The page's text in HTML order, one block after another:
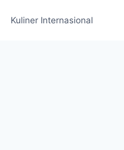
Kuliner Internasional